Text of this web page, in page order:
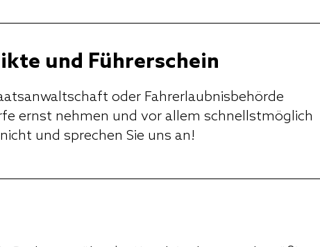
und Führerschein
oder Fahrerlaubnisbehörde
ernst nehmen und vor allem schnellstmöglich
und sprechen Sie uns an!